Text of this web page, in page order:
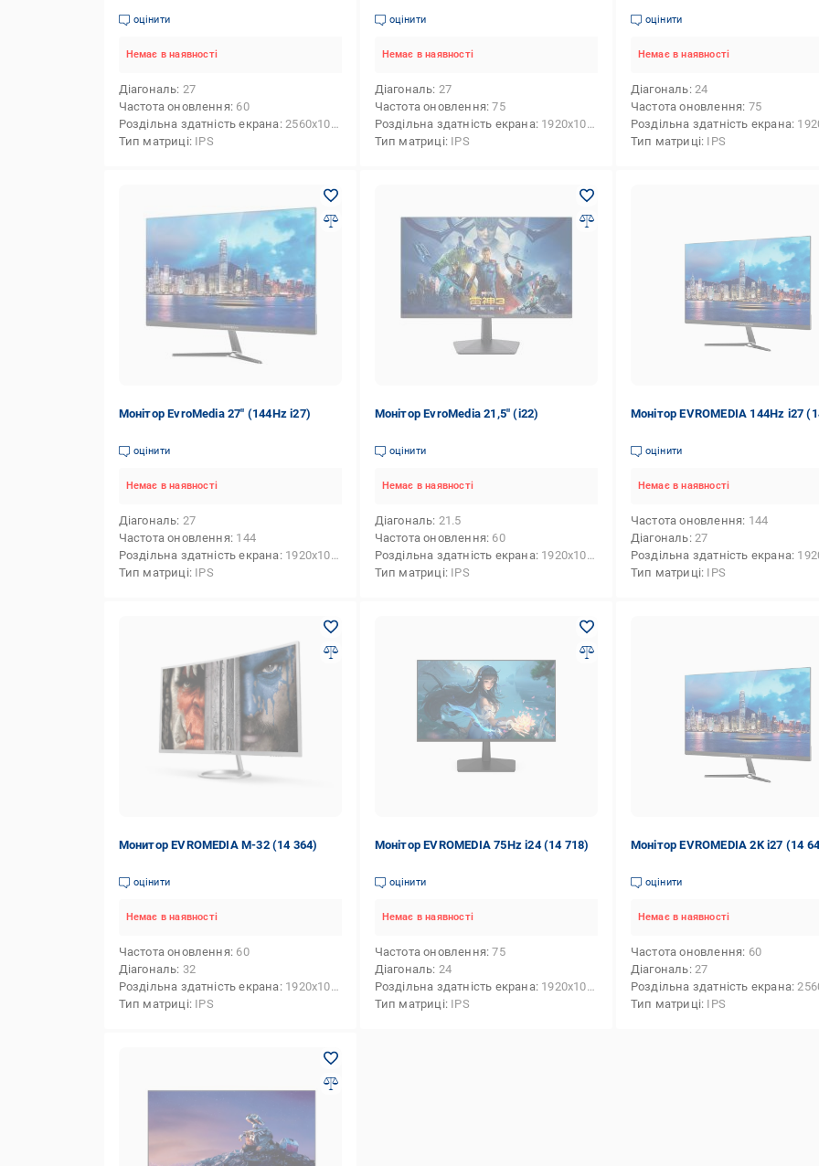
оцінити
Немає в наявності
Діагональ 27
Частота оновлення 60
Роздільна здатність екрана 2560x1080 (UW-FHD)
Тип матриці IPS
оцінити
Немає в наявності
Діагональ 27
Частота оновлення 75
Роздільна здатність екрана 1920x1080 (FHD)
Тип матриці IPS
оцінити
Немає в наявності
Діагональ 24
Частота оновлення 75
Роздільна здатність екрана
Тип матриці IPS
Монітор EvroMedia 27" (144Hz i27)
оцінити
Немає в наявності
Діагональ 27
Частота оновлення 144
Роздільна здатність екрана 1920x1080 (FHD)
Тип матриці IPS
Монітор EvroMedia 21,5" (i22)
оцінити
Немає в наявності
Діагональ 21.5
Частота оновлення 60
Роздільна здатність екрана 1920x1080 (FHD)
Тип матриці IPS
Монітор EVROMEDIA 144Hz i27
оцінити
Немає в наявності
Частота оновлення 144
Діагональ 27
Роздільна здатність екрана
Тип матриці IPS
Монитор EVROMEDIA M-32 (14 364)
оцінити
Немає в наявності
Частота оновлення 60
Діагональ 32
Роздільна здатність екрана 1920x1080 (FHD)
Тип матриці IPS
Монітор EVROMEDIA 75Hz i24 (14 718)
оцінити
Немає в наявності
Частота оновлення 75
Діагональ 24
Роздільна здатність екрана 1920x1080 (FHD)
Тип матриці IPS
Монітор EVROMEDIA 2K i27 (14
оцінити
Немає в наявності
Частота оновлення 60
Діагональ 27
Роздільна здатність екрана
Тип матриці IPS